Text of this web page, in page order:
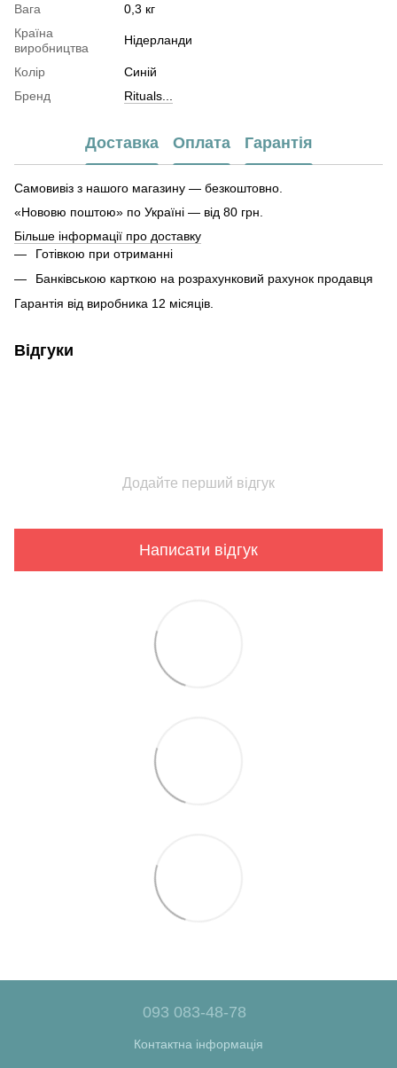
Вага
0,3 кг
Країна
виробництва
Нідерланди
Колір
Синій
Бренд
Rituals...
Доставка Оплата Гарантія
Самовивіз з нашого магазину — безкоштовно.
«Нововю поштою» по Україні — від 80 грн.
Більше інформації про доставку
Готівкою при отриманні
Банківською карткою на розрахунковий рахунок продавця
Гарантія від виробника 12 місяців.
Відгуки
Додайте перший відгук
Написати відгук
093 083-48-78
Контактна інформація